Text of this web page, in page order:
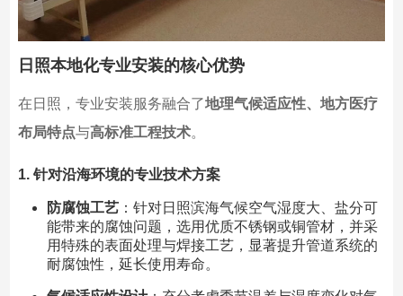
日照本地化专业安装的核心优势
在日照，专业安装服务融合了地理气候适应性、地方医疗
布局特点与高标准工程技术。
1. 针对沿海环境的专业技术方案
防腐蚀工艺：针对日照滨海气候空气湿度大、盐分可
能带来的腐蚀问题，选用优质不锈钢或铜管材，并采
用特殊的表面处理与焊接工艺，显著提升管道系统的
耐腐蚀性，延长使用寿命。